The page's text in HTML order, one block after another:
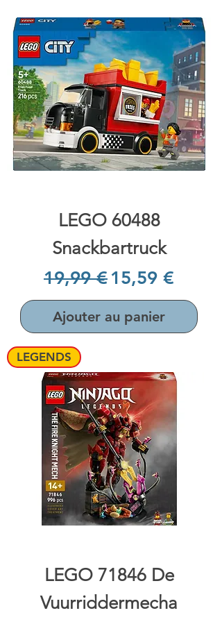
LEGO 60488
Snackbartruck
Prix original
19,99 €Prix
15,59 €
Ajouter au panier
LEGENDS
LEGO 71846 De
Vuurriddermecha